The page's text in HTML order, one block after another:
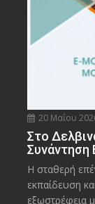
20 Μαΐου
Στο
Συνάντηση
Η σταθερή
εκπαίδευση
εξωστρέφεια